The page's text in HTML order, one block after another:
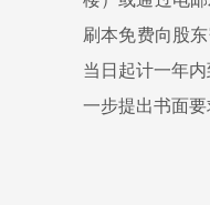
刷本免费向股
当日起计一年
一步提出书面要